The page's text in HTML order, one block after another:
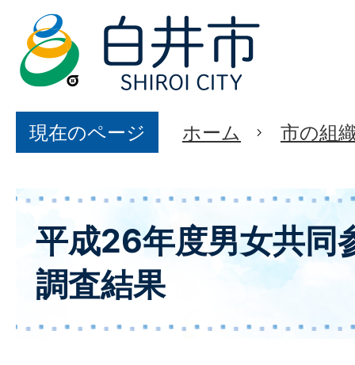
現在のページ ホーム 市の組
平成26年度男女共同
調査結果